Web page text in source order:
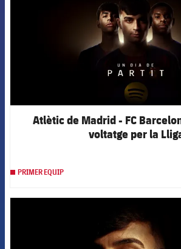
Atlètic de Madrid - FC
voltatge per la
PRIMER EQUIP